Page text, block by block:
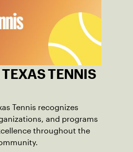
TEXAS TENNIS
Tennis recognizes
and programs
throughout the